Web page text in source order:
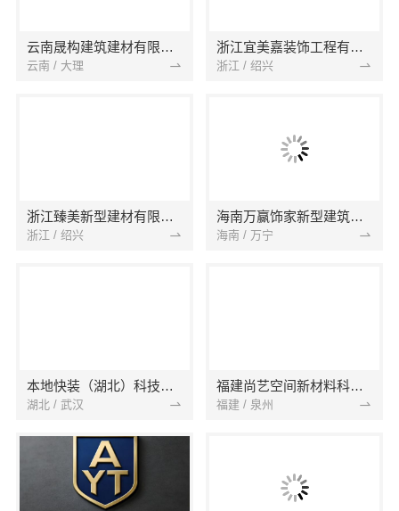
云南晟构建筑建材有限公司
云南 / 大理
浙江宜美嘉装饰工程有限公司
浙江 / 绍兴
浙江臻美新型建材有限公司
浙江 / 绍兴
海南万赢饰家新型建筑材料有限公司
海南 / 万宁
本地快装（湖北）科技有限公司
湖北 / 武汉
福建尚艺空间新材料科技有限公司
福建 / 泉州